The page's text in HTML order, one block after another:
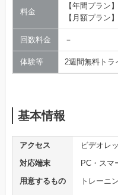
料金
【年間プラン
【月額プラン
回数料金 －
体験等 2週間無料トラ
基本情報
アクセス
ビデオレ
対応端末
PC・スマ
用意するもの
トレーニ